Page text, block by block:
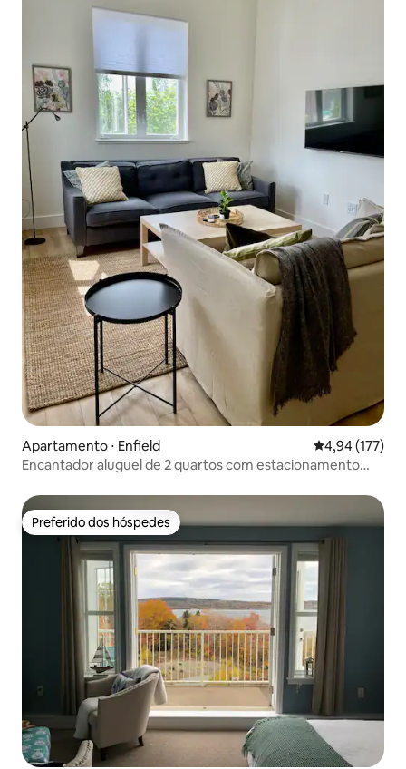
Apartamento ⋅ Enfield 4,94 de uma
4,94 (177)
Encantador aluguel de 2 quartos com estacionamento
Preferido dos hóspedes
Preferido dos hóspedes